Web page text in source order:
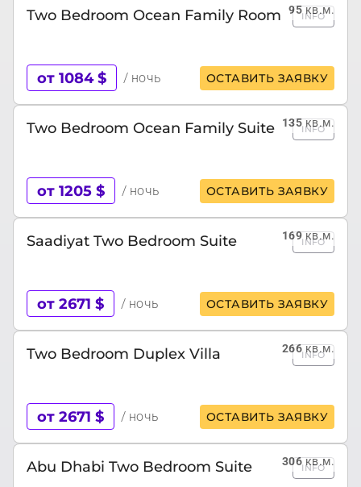
95кв.м.
Two Bedroom Ocean Family Room INFO
от 1084 $ / ночь ОСТАВИТЬ ЗАЯВКУ
135кв.м.
Two Bedroom Ocean Family Suite INFO
от 1205 $ / ночь ОСТАВИТЬ ЗАЯВКУ
169кв.м.
Saadiyat Two Bedroom Suite INFO
от 2671 $ / ночь ОСТАВИТЬ ЗАЯВКУ
266кв.м.
Two Bedroom Duplex Villa INFO
от 2671 $ / ночь ОСТАВИТЬ ЗАЯВКУ
306кв.м.
Abu Dhabi Two Bedroom Suite INFO